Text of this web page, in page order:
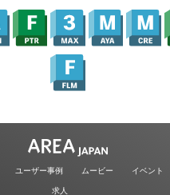
ユーザー事例 ムービー イベント
求人